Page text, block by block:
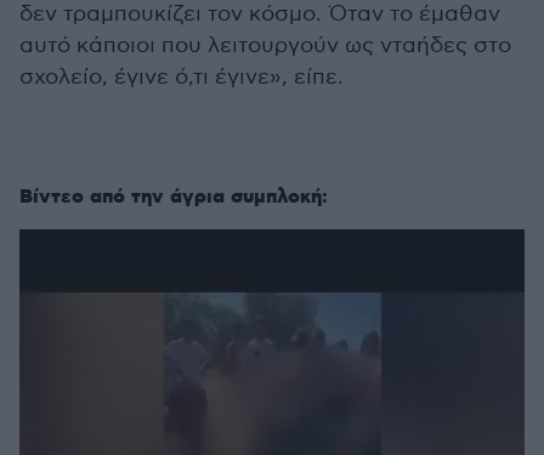
δεν τραμπουκίζει τον κόσμο. Όταν το έμαθαν
αυτό κάποιοι που λειτουργούν ως νταήδες στο
σχολείο, έγινε ό,τι έγινε», είπε.
Βίντεο από την άγρια συμπλοκή: